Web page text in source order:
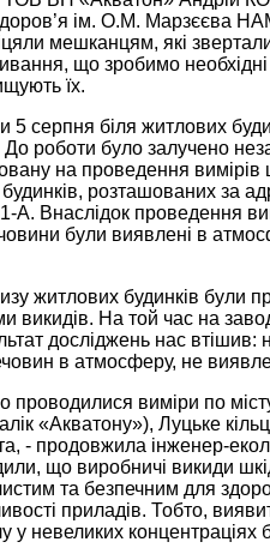
ім. О.М. Марзєєва
мешканцям, які
що зробимо
їх.
серпня біля житлових
До роботи було залучено
на проведення
розташованих за
А. Внаслідок проведення
були виявлені в
житлових будинків були
викидів. На той час на
досліджень нас втішив:
в атмосферу, не
проводилися виміри по
«Акватону»), Луцьке
- продовжила інженер-
що виробничі викиди
та безпечним для
приладів. Тобто,
у невеликих